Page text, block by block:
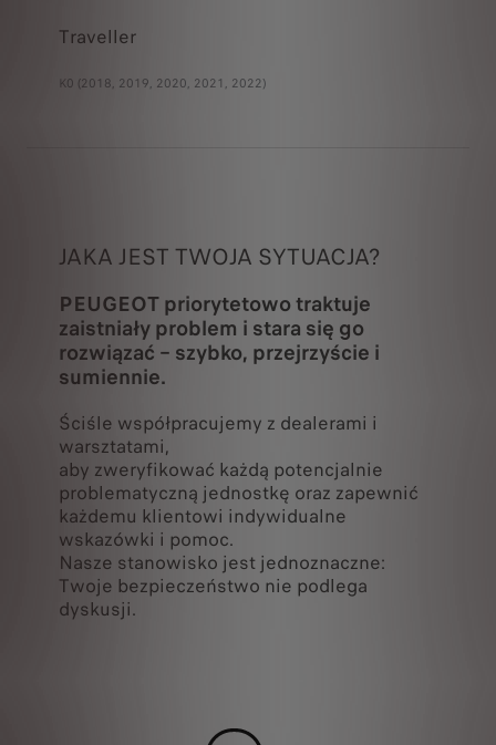
Traveller
K0 (2018, 2019, 2020, 2021, 2022)
JAKA JEST TWOJA SYTUACJA?
PEUGEOT priorytetowo traktuje
zaistniały problem i stara się go
rozwiązać – szybko, przejrzyście i
sumiennie.
Ściśle współpracujemy z dealerami i
warsztatami,
aby zweryfikować każdą potencjalnie
problematyczną jednostkę oraz zapewnić
każdemu klientowi indywidualne
wskazówki i pomoc.
Nasze stanowisko jest jednoznaczne:
Twoje bezpieczeństwo nie podlega
dyskusji.